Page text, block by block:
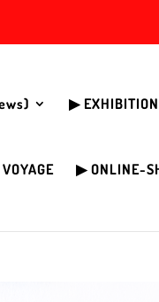
▶︎ EXHIBITION
▶︎ ONLINE-